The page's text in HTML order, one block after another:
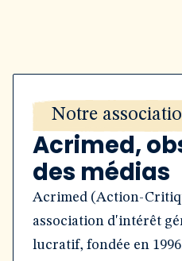
Notre
Acrimed,
des médias
Acrimed (Action-
association d'intérêt
lucratif, fondée en